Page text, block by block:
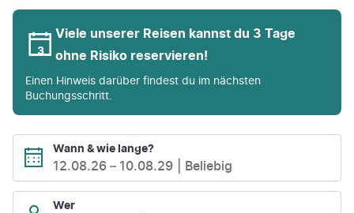
Viele unserer Reisen kannst du 3 Tage
ohne Risiko reservieren!
Einen Hinweis darüber findest du im nächsten
Buchungsschritt.
Wann & wie lange?
12.08.26 – 10.08.29 Beliebig
Wer